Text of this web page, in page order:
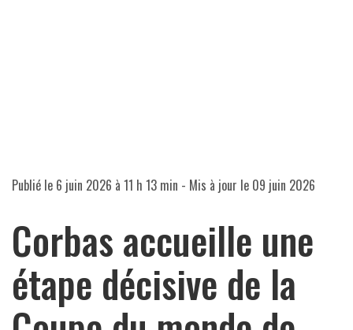
Publié le 6 juin 2026 à 11 h 13 min - Mis à jour le 09 juin 2026
Corbas accueille une
étape décisive de la